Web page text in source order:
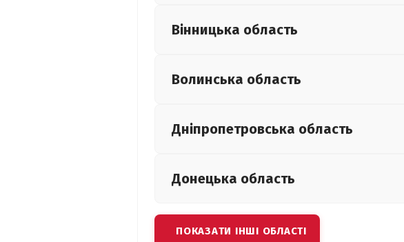
Вінницька область
Волинська область
Дніпропетровська область
Донецька область
ПОКАЗАТИ ІНШІ ОБЛАСТІ